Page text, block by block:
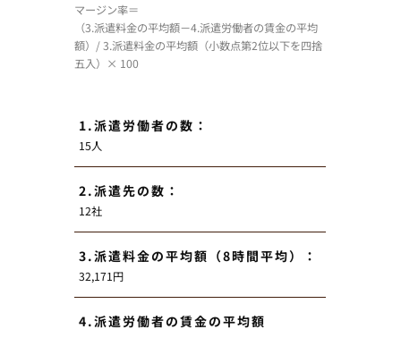
マージン率＝
（3.派遣料金の平均額－4.派遣労働者の賃金の平均
額）/ 3.派遣料金の平均額（小数点第2位以下を四捨
五入）× 100
1.派遣労働者の数：
15人
2.派遣先の数：
12社
3.派遣料金の平均額（8時間平均）：
32,171円
4.派遣労働者の賃金の平均額